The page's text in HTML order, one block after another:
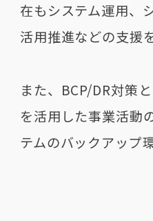
在もシステム運用、
活用推進などの支援
また、BCP/DR対策
を活用した事業活動
テムのバックアップ